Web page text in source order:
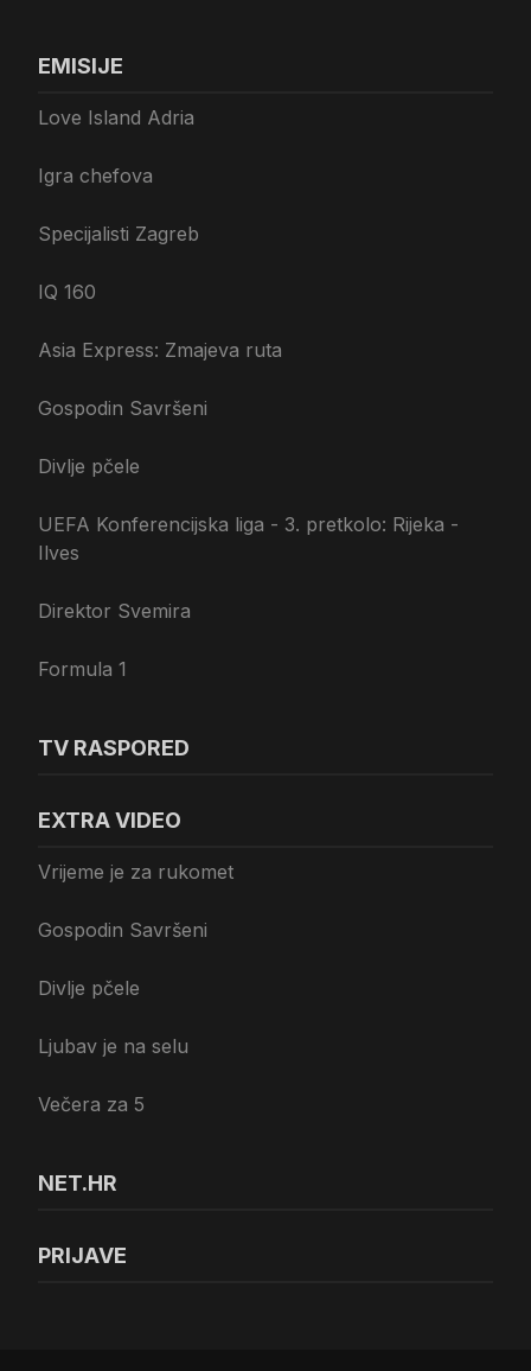
EMISIJE
Love Island Adria
Igra chefova
Specijalisti Zagreb
IQ 160
Asia Express: Zmajeva ruta
Gospodin Savršeni
Divlje pčele
UEFA Konferencijska liga - 3. pretkolo: Rijeka -
Ilves
Direktor Svemira
Formula 1
TV RASPORED
EXTRA VIDEO
Vrijeme je za rukomet
Gospodin Savršeni
Divlje pčele
Ljubav je na selu
Večera za 5
NET.HR
PRIJAVE